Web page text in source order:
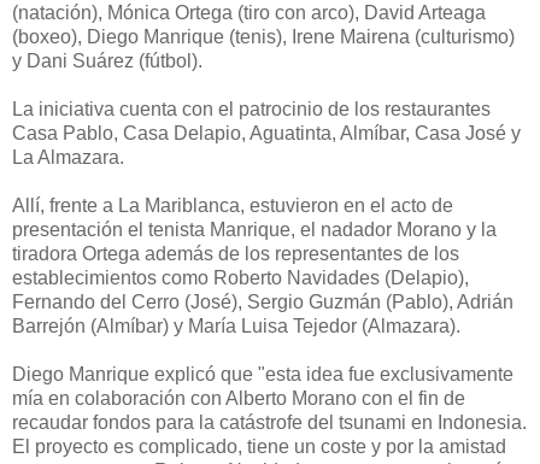
(natación), Mónica Ortega (tiro con arco), David Arteaga
(boxeo), Diego Manrique (tenis), Irene Mairena (culturismo)
y Dani Suárez (fútbol).
La iniciativa cuenta con el patrocinio de los restaurantes
Casa Pablo, Casa Delapio, Aguatinta, Almíbar, Casa José y
La Almazara.
Allí, frente a La Mariblanca, estuvieron en el acto de
presentación el tenista Manrique, el nadador Morano y la
tiradora Ortega además de los representantes de los
establecimientos como Roberto Navidades (Delapio),
Fernando del Cerro (José), Sergio Guzmán (Pablo), Adrián
Barrejón (Almíbar) y María Luisa Tejedor (Almazara).
Diego Manrique explicó que "esta idea fue exclusivamente
mía en colaboración con Alberto Morano con el fin de
recaudar fondos para la catástrofe del tsunami en Indonesia.
El proyecto es complicado, tiene un coste y por la amistad